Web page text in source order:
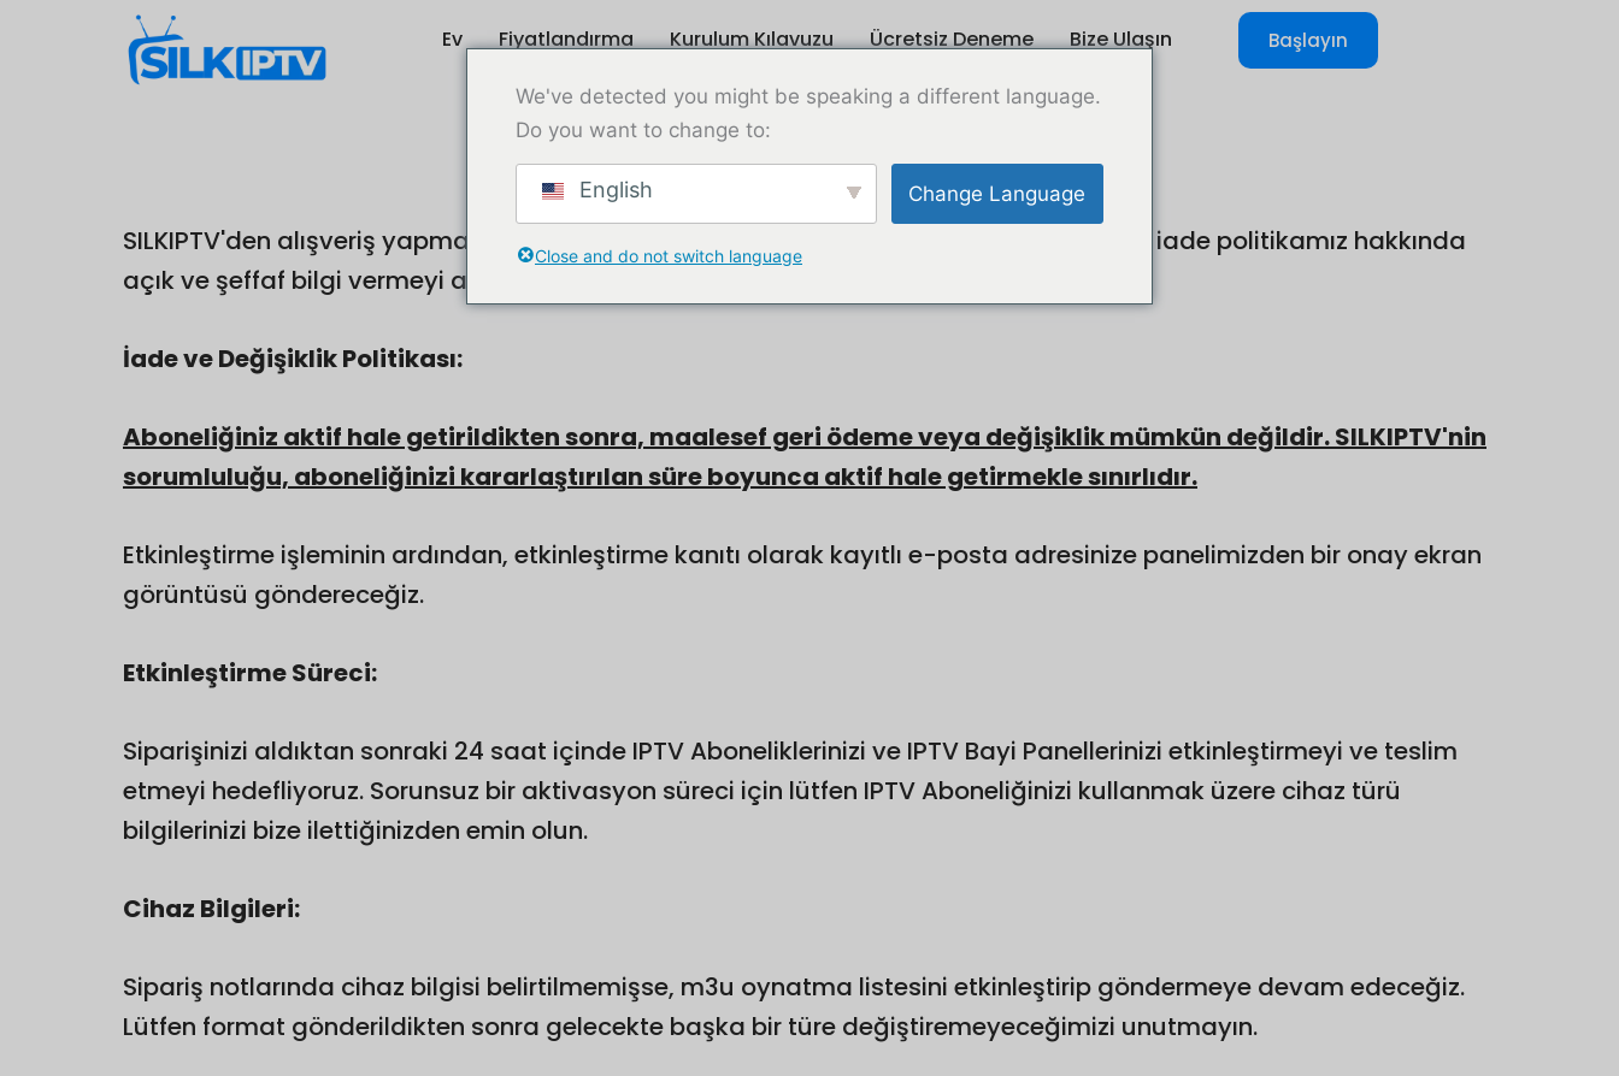
Ev Fiyatlandırma Kurulum Kılavuzu Ücretsiz Deneme
Bize Ulaşın
Ortaklık Programı
Başlayın
Geri Ödeme Politikası
SILKIPTV'den alışveriş yapmayı düşündüğünüz için teşekkür ederiz. Aşağıda özetlenen iade politikamız hakkında
açık ve şeffaf bilgi vermeyi amaçlıyoruz:
İade ve Değişiklik Politikası:
Aboneliğiniz aktif hale getirildikten sonra, maalesef geri ödeme veya değişiklik mümkün değildir. SILKIPTV'nin
sorumluluğu, aboneliğinizi kararlaştırılan süre boyunca aktif hale getirmekle sınırlıdır.
Etkinleştirme işleminin ardından, etkinleştirme kanıtı olarak kayıtlı e-posta adresinize panelimizden bir onay ekran
görüntüsü göndereceğiz.
Etkinleştirme Süreci:
Siparişinizi aldıktan sonraki 24 saat içinde IPTV Aboneliklerinizi ve IPTV Bayi Panellerinizi etkinleştirmeyi ve teslim
etmeyi hedefliyoruz. Sorunsuz bir aktivasyon süreci için lütfen IPTV Aboneliğinizi kullanmak üzere cihaz türü
bilgilerinizi bize ilettiğinizden emin olun.
Cihaz Bilgileri:
Sipariş notlarında cihaz bilgisi belirtilmemişse, m3u oynatma listesini etkinleştirip göndermeye devam edeceğiz.
Lütfen format gönderildikten sonra gelecekte başka bir türe değiştiremeyeceğimizi unutmayın.
We've detected you might be speaking a different language.
Do you want to change to:
English Change Language
Close and do not switch language